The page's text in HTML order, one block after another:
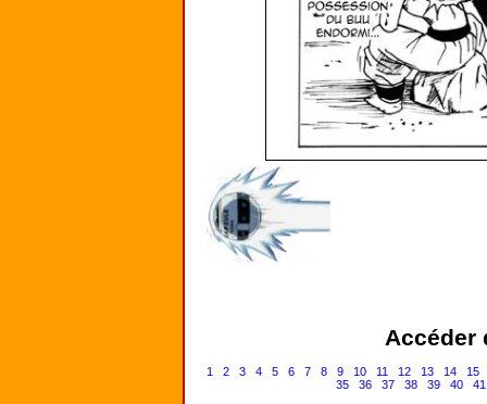
Accéder
1 2 3 4 5 6 7 8 9 10 11 12 13 14
15
35
36 37 38 39 40 41